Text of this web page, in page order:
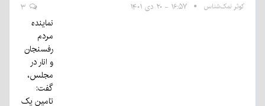
کوثر نمک‌شناس ۱۶:۵۷ - ۲۰ دی ۱۴۰۱
نماینده
مردم
رفسنجان
و انار در
مجلس،
گفت:
تامین یک